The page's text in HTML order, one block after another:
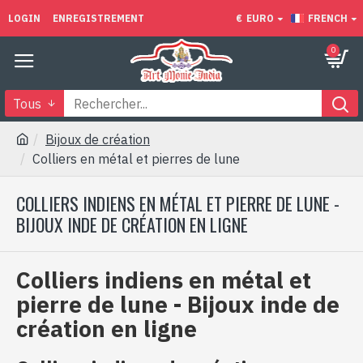
LOGIN ENREGISTREMENT € EURO FRENCH
0
Tous
Bijoux de création
Colliers en métal et pierres de lune
COLLIERS INDIENS EN MÉTAL ET PIERRE DE LUNE -
BIJOUX INDE DE CRÉATION EN LIGNE
Colliers indiens en métal et
pierre de lune - Bijoux inde de
création en ligne